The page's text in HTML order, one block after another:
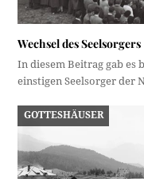
Wechsel des Seelsorgers
In diesem Beitrag gab
einstigen Seelsorger der
GOTTESHÄUSER